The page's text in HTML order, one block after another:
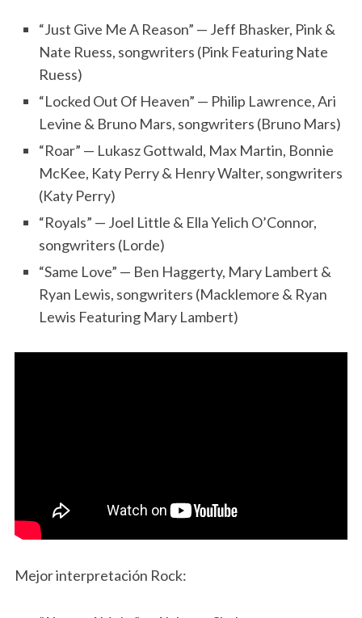
“Just Give Me A Reason” — Jeff Bhasker, Pink &
Nate Ruess, songwriters (Pink Featuring Nate
Ruess)
“Locked Out Of Heaven” — Philip Lawrence, Ari
Levine & Bruno Mars, songwriters (Bruno Mars)
“Roar” — Lukasz Gottwald, Max Martin, Bonnie
McKee, Katy Perry & Henry Walter, songwriters
(Katy Perry)
“Royals” — Joel Little & Ella Yelich O’Connor,
songwriters (Lorde)
“Same Love” — Ben Haggerty, Mary Lambert &
Ryan Lewis, songwriters (Macklemore & Ryan
Lewis Featuring Mary Lambert)
Mejor interpretación Rock: